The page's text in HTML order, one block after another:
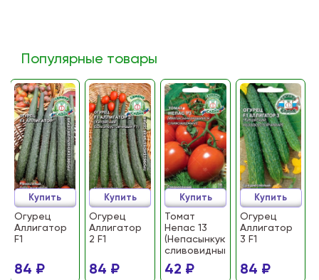
Популярные товары
Огурец
Аллигатор
F1
84 ₽
Купить
Огурец
Аллигатор
2 F1
84 ₽
Купить
Томат
Непас 13
(Непасынкующийся
сливовидный)
42 ₽
Купить
Огурец
Аллигатор
3 F1
84 ₽
Купить